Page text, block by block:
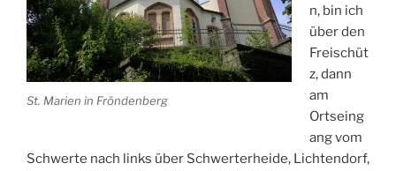
St. Marien in Fröndenberg
n, bin ich
über den
Freischüt
z, dann
am
Ortseing
ang vom
Schwerte nach links über Schwerterheide, Lichtendorf,